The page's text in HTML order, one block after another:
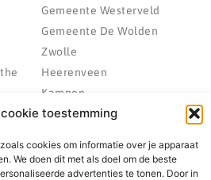
toestemming
cookies om informatie over je apparaat
We doen dit met als doel om de beste
advertenties te tonen. Door in
Gemeente Westerveld
Gemeente De Wolden
Zwolle
Heerenveen
Kampen
Emmeloord